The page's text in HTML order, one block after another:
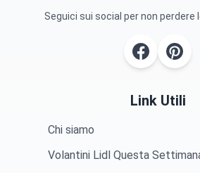
Seguici sui social per non
Link Utili
Chi siamo
Volantini Lidl Questa